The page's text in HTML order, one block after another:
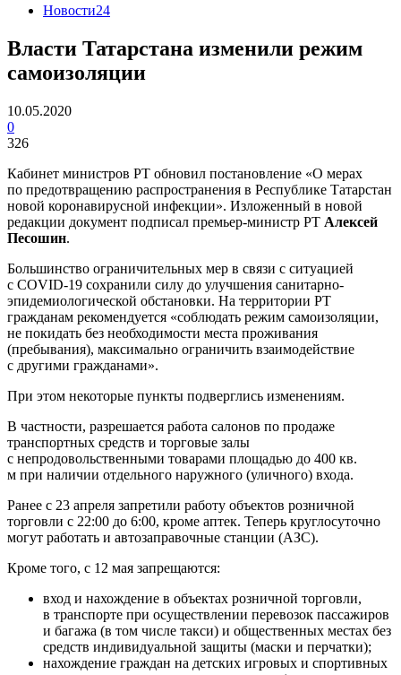
Новости24
Власти Татарстана изменили режим
самоизоляции
10.05.2020
0
326
Кабинет министров РТ обновил постановление «О мерах
по предотвращению распространения в Республике Татарстан
новой коронавирусной инфекции». Изложенный в новой
редакции документ подписал премьер-министр РТ Алексей
Песошин.
Большинство ограничительных мер в связи с ситуацией
с COVID-19 сохранили силу до улучшения санитарно-
эпидемиологической обстановки. На территории РТ
гражданам рекомендуется «соблюдать режим самоизоляции,
не покидать без необходимости места проживания
(пребывания), максимально ограничить взаимодействие
с другими гражданами».
При этом некоторые пункты подверглись изменениям.
В частности, разрешается работа салонов по продаже
транспортных средств и торговые залы
с непродовольственными товарами площадью до 400 кв.
м при наличии отдельного наружного (уличного) входа.
Ранее с 23 апреля запретили работу объектов розничной
торговли с 22:00 до 6:00, кроме аптек. Теперь круглосуточно
могут работать и автозаправочные станции (АЗС).
Кроме того, с 12 мая запрещаются:
вход и нахождение в объектах розничной торговли,
в транспорте при осуществлении перевозок пассажиров
и багажа (в том числе такси) и общественных местах без
средств индивидуальной защиты (маски и перчатки);
нахождение граждан на детских игровых и спортивных